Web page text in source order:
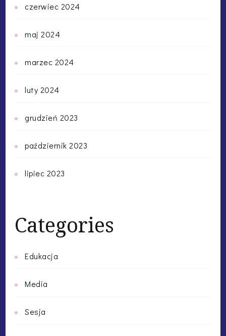
czerwiec 2024
maj 2024
marzec 2024
luty 2024
grudzień 2023
październik 2023
lipiec 2023
Categories
Edukacja
Media
Sesja